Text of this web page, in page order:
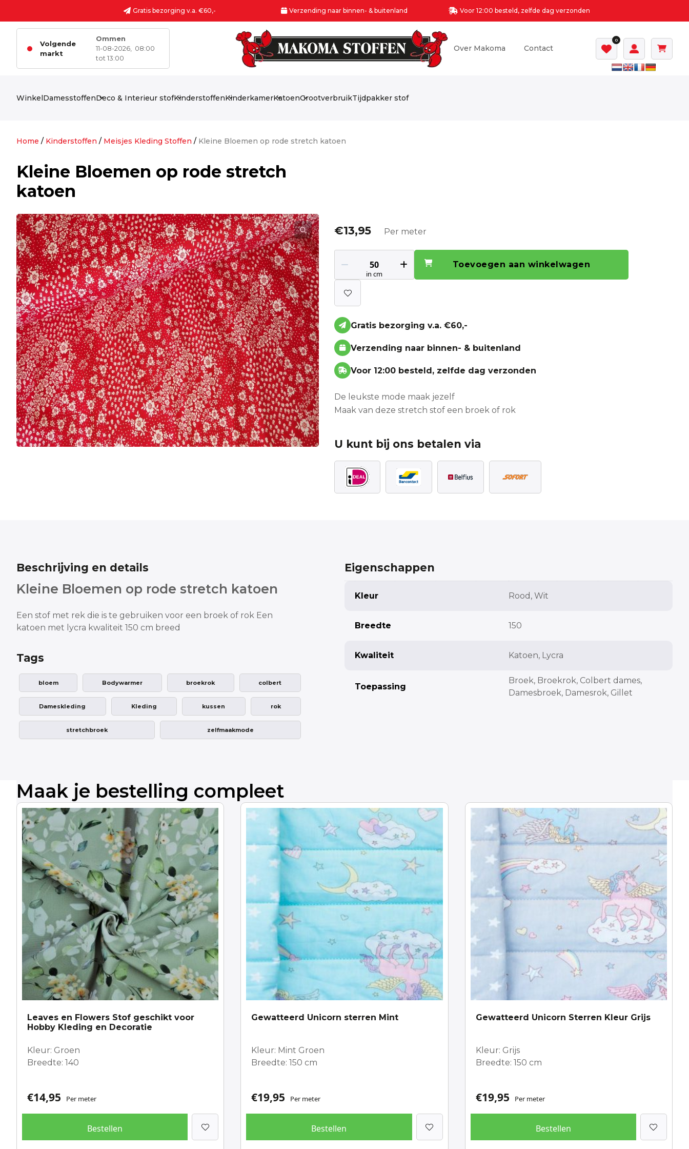
Gratis bezorging v.a. €60,- Verzending naar binnen- & buitenland Voor 12:00 besteld, zelfde dag verzonden
Volgende
markt
Ommen
11-08-2026,
08:00
tot 13:00
Over Makoma Contact
0
WinkelDamesstoffenDeco & Interieur stofKinderstoffenKinderkamerKatoenGrootverbruikTijdpakker stof
Home / Kinderstoffen / Meisjes Kleding Stoffen / Kleine Bloemen op rode stretch katoen
Kleine Bloemen op rode stretch
katoen
€13,95 Per meter
Toevoegen aan winkelwagen
Gratis bezorging v.a. €60,-
Verzending naar binnen- & buitenland
Voor 12:00 besteld, zelfde dag verzonden
De leukste mode maak jezelf
Maak van deze stretch stof een broek of rok
U kunt bij ons betalen via
Beschrijving en details
Kleine Bloemen op rode stretch katoen
Een stof met rek die is te gebruiken voor een broek of rok Een
katoen met lycra kwaliteit 150 cm breed
Tags
bloem Bodywarmer broekrok colbert
Dameskleding Kleding kussen rok
stretchbroek zelfmaakmode
Eigenschappen
Kleur Rood, Wit
Breedte 150
Kwaliteit Katoen, Lycra
Toepassing
Broek, Broekrok, Colbert dames,
Damesbroek, Damesrok, Gillet
Maak je bestelling compleet
Leaves en Flowers Stof geschikt voor
Hobby Kleding en Decoratie
Kleur: Groen
Breedte: 140
€14,95 Per meter
Bestellen
Gewatteerd Unicorn sterren Mint
Kleur: Mint Groen
Breedte: 150 cm
€19,95 Per meter
Bestellen
Gewatteerd Unicorn Sterren Kleur Grijs
Kleur: Grijs
Breedte: 150 cm
€19,95 Per meter
Bestellen